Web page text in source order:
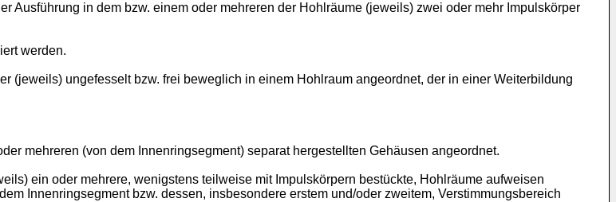
Ausführung in dem bzw. einem oder mehreren der Hohlräume (jeweils) zwei oder mehr Impulskörper
werden.
(jeweils) ungefesselt bzw. frei beweglich in einem Hohlraum angeordnet, der in einer Weiterbildung
mehreren (von dem Innenringsegment) separat hergestellten Gehäusen angeordnet.
ein oder mehrere, wenigstens teilweise mit Impulskörpern bestückte, Hohlräume aufweisen
Innenringsegment bzw. dessen, insbesondere erstem und/oder zweitem, Verstimmungsbereich